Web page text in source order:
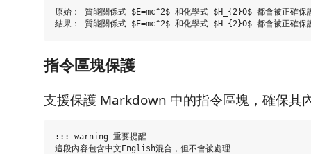
原始： 質能關係式 $E=mc^2$ 和化學式 $H_{2}O$ 都會被正確保
指令區塊保護
支援保護 Markdown 中的指令區塊，確保其
::: warning 重要提醒
這段內容包含中文English混合，但不會被處理